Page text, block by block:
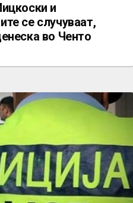
и
се случуваат,
во Ченто